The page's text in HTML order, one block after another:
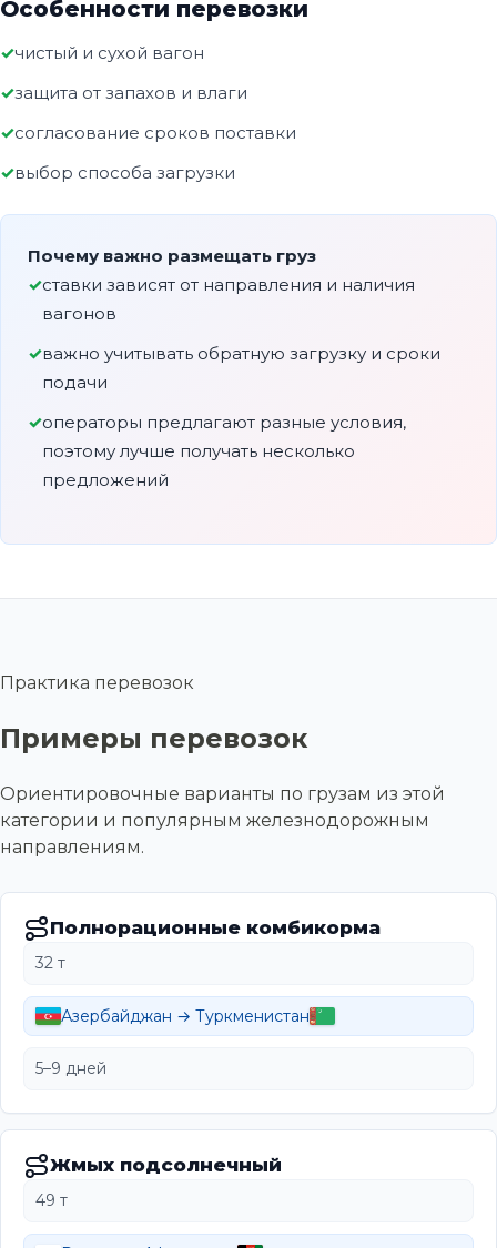
Особенности перевозки
чистый и сухой вагон
защита от запахов и влаги
согласование сроков поставки
выбор способа загрузки
Почему важно размещать груз
ставки зависят от направления и наличия
вагонов
важно учитывать обратную загрузку и сроки
подачи
операторы предлагают разные условия,
поэтому лучше получать несколько
предложений
Практика перевозок
Примеры перевозок
Ориентировочные варианты по грузам из этой
категории и популярным железнодорожным
направлениям.
Полнорационные комбикорма
32 т
Азербайджан → Туркменистан
5–9 дней
Жмых подсолнечный
49 т